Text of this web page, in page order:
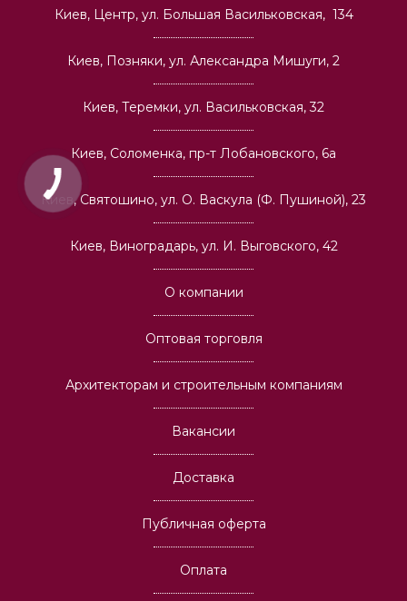
Киев, Центр, ул. Большая Васильковская, 134
Киев, Позняки, ул. Александра Мишуги, 2
Киев, Теремки, ул. Васильковская, 32
Киев, Соломенка, пр-т Лобановского, 6а
Киев, Святошино, ул. О. Васкула (Ф. Пушиной), 23
Киев, Виноградарь, ул. И. Выговского, 42
О компании
Оптовая торговля
Архитекторам и строительным компаниям
Вакансии
Доставка
Публичная оферта
Оплата